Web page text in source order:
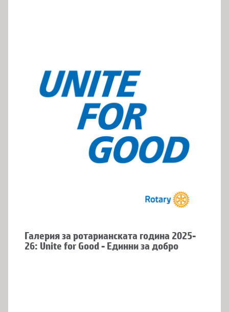
Галерия за ротарианската година 2025-
26: Unite for Good - Единни за добро